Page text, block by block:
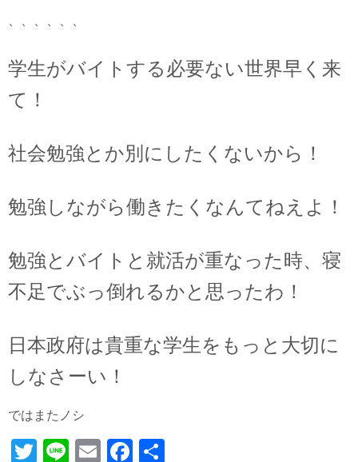
学生がバイトする必要ない世界早く来
て！
社会勉強とか別にしたくないから！
勉強しながら働きたくなんてねえよ！
勉強とバイトと就活が重なった時、寝
不足でぶっ倒れるかと思ったわ！
日本政府は貴重な学生をもっと大切に
しなさーい！
ではまたノシ
T
Li
E
Fa